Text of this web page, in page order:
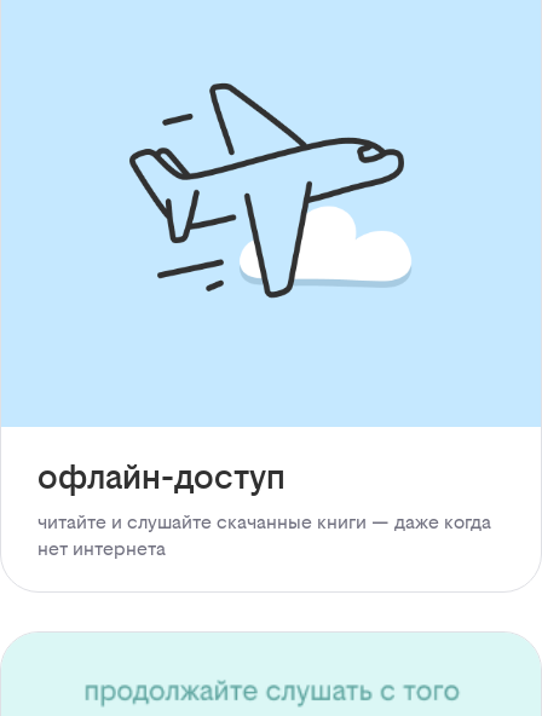
офлайн-доступ
читайте и слушайте скачанные книги — даже когда
нет интернета